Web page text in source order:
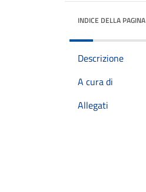
INDICE DELLA PAGINA
Descrizione
A cura di
Allegati